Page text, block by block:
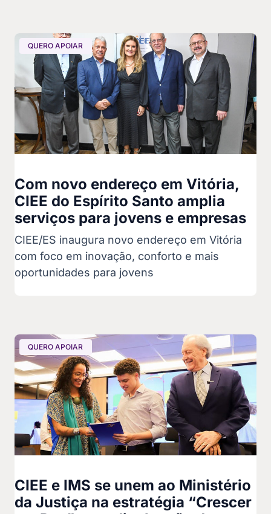
QUERO APOIAR
Com novo endereço em Vitória,
CIEE do Espírito Santo amplia
serviços para jovens e empresas
CIEE/ES inaugura novo endereço em Vitória
com foco em inovação, conforto e mais
oportunidades para jovens
QUERO APOIAR
CIEE e IMS se unem ao Ministério
da Justiça na estratégia “Crescer